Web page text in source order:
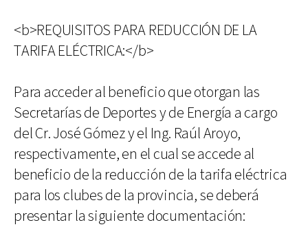
<b>REQUISITOS PARA REDUCCIÓN DE LA
TARIFA ELÉCTRICA:</b>
Para acceder al beneficio que otorgan las
Secretarías de Deportes y de Energía a cargo
del Cr. José Gómez y el Ing. Raúl Aroyo,
respectivamente, en el cual se accede al
beneficio de la reducción de la tarifa eléctrica
para los clubes de la provincia, se deberá
presentar la siguiente documentación: